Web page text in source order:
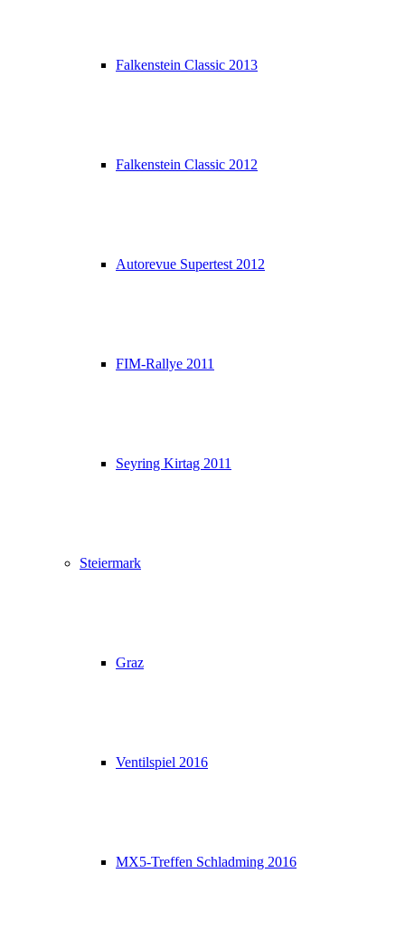
Falkenstein Classic 2013
Falkenstein Classic 2012
Autorevue Supertest 2012
FIM-Rallye 2011
Seyring Kirtag 2011
Steiermark
Graz
Ventilspiel 2016
MX5-Treffen Schladming 2016